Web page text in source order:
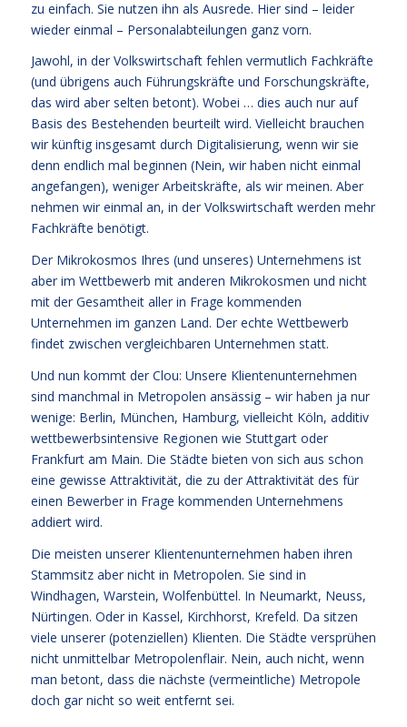
zu einfach. Sie nutzen ihn als Ausrede. Hier sind – leider
wieder einmal – Personalabteilungen ganz vorn.
Jawohl, in der Volkswirtschaft fehlen vermutlich Fachkräfte
(und übrigens auch Führungskräfte und Forschungskräfte,
das wird aber selten betont). Wobei … dies auch nur auf
Basis des Bestehenden beurteilt wird. Vielleicht brauchen
wir künftig insgesamt durch Digitalisierung, wenn wir sie
denn endlich mal beginnen (Nein, wir haben nicht einmal
angefangen), weniger Arbeitskräfte, als wir meinen. Aber
nehmen wir einmal an, in der Volkswirtschaft werden mehr
Fachkräfte benötigt.
Der Mikrokosmos Ihres (und unseres) Unternehmens ist
aber im Wettbewerb mit anderen Mikrokosmen und nicht
mit der Gesamtheit aller in Frage kommenden
Unternehmen im ganzen Land. Der echte Wettbewerb
findet zwischen vergleichbaren Unternehmen statt.
Und nun kommt der Clou: Unsere Klientenunternehmen
sind manchmal in Metropolen ansässig – wir haben ja nur
wenige: Berlin, München, Hamburg, vielleicht Köln, additiv
wettbewerbsintensive Regionen wie Stuttgart oder
Frankfurt am Main. Die Städte bieten von sich aus schon
eine gewisse Attraktivität, die zu der Attraktivität des für
einen Bewerber in Frage kommenden Unternehmens
addiert wird.
Die meisten unserer Klientenunternehmen haben ihren
Stammsitz aber nicht in Metropolen. Sie sind in
Windhagen, Warstein, Wolfenbüttel. In Neumarkt, Neuss,
Nürtingen. Oder in Kassel, Kirchhorst, Krefeld. Da sitzen
viele unserer (potenziellen) Klienten. Die Städte versprühen
nicht unmittelbar Metropolenflair. Nein, auch nicht, wenn
man betont, dass die nächste (vermeintliche) Metropole
doch gar nicht so weit entfernt sei.